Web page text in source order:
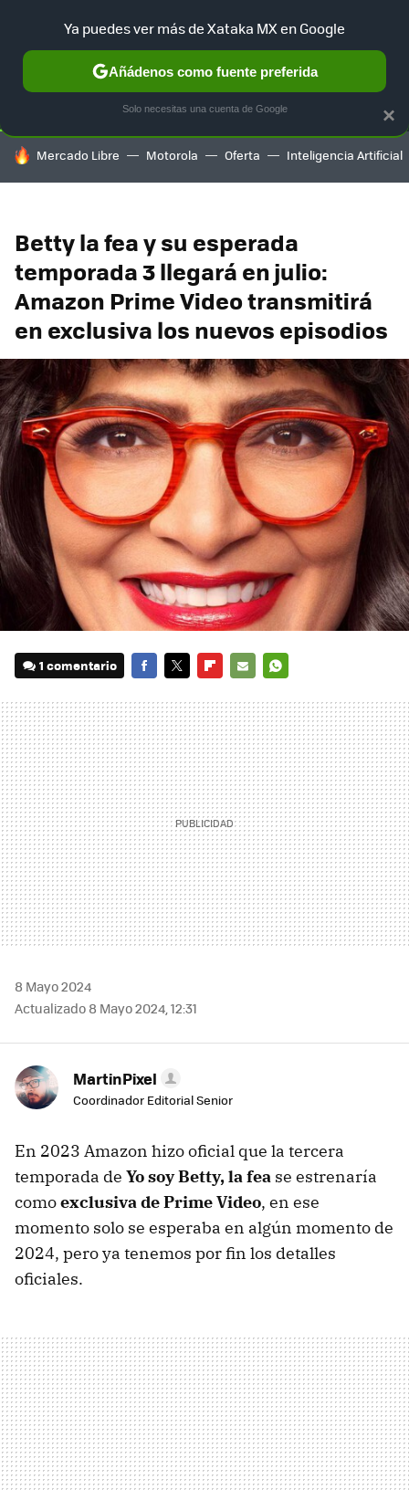
SELECCIÓN GAMING HOME AUTO TERRITORIO
HOY SE HABLA DE
Mercado Libre Motorola Oferta Inteligencia Artificial
Betty la fea y su esperada
temporada 3 llegará en julio:
Amazon Prime Video transmitirá
en exclusiva los nuevos episodios
1 comentario
MAIL
8 Mayo 2024
Actualizado 8 Mayo 2024, 12:31
MartinPixel
Coordinador Editorial Senior
En 2023 Amazon hizo oficial que la tercera
temporada de Yo soy Betty, la fea se estrenaría
comoexclusiva de Prime Video, en ese
momento solo se esperaba en algún momento de
2024, pero ya tenemos por fin los detalles
oficiales.
×
Ya puedes ver más de Xataka MX en Google
Añádenos como fuente preferida
Solo necesitas una cuenta de Google